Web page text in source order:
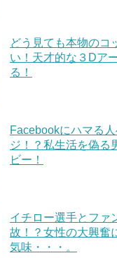
どう見ても本物のコ
い！天才的な３Dア
る！
Facebookにハマる
ジ！？私生活を偽る
ビー！
イチロー選手とファ
故！？女性の大興奮
気味・・・。